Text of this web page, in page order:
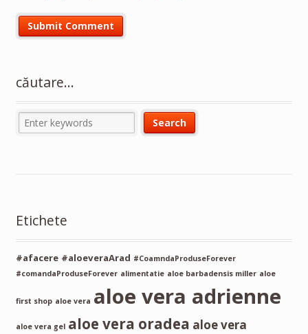
căutare…
Etichete
#afacere #aloeveraArad #CoamndaProduseForever
#comandaProduseForever alimentatie aloe barbadensis miller aloe
first shop aloe vera aloe vera adrienne
aloe vera gel aloe vera oradea aloe vera